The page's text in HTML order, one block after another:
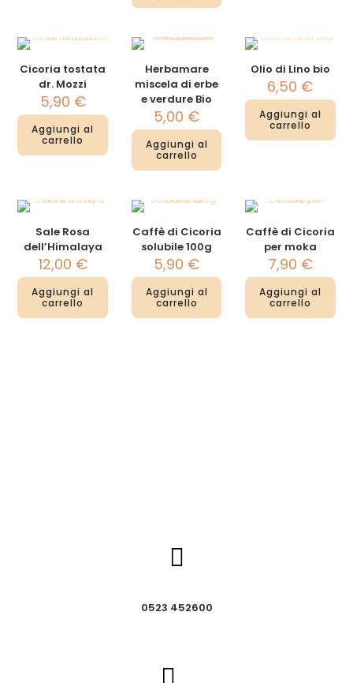
Cicoria tostata
dr. Mozzi
5,90 €
Aggiungi al
carrello
Herbamare
miscela di erbe
e verdure Bio
5,00 €
Aggiungi al
carrello
Olio di Lino bio
6,50 €
Aggiungi al
carrello
Sale Rosa
dell’Himalaya
12,00 €
Aggiungi al
carrello
Caffè di Cicoria
solubile 100g
5,90 €
Aggiungi al
carrello
Caffè di Cicoria
per moka
7,90 €
Aggiungi al
carrello
0523 452600